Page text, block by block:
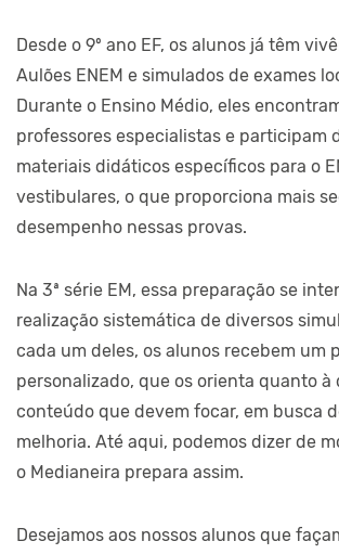
Desde o 9º ano EF, os alunos já têm
Aulões ENEM e simulados de exames
Durante o Ensino Médio, eles
professores especialistas e participam
materiais didáticos específicos para o
vestibulares, o que proporciona mais
desempenho nessas provas.
Na 3ª série EM, essa preparação se
realização sistemática de diversos
cada um deles, os alunos recebem um
personalizado, que os orienta quanto à
conteúdo que devem focar, em busca
melhoria. Até aqui, podemos dizer de
o Medianeira prepara assim.
Desejamos aos nossos alunos que